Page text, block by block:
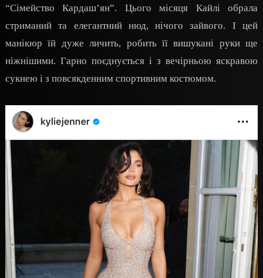
“Сімейство Кардаш’ян”. Цього місяця Кайлі обрала
стриманий та елегантний нюд, нічого зайвого. І цей
манікюр їй дуже личить, робить її вишукані руки ще
ніжнішими. Гарно поєднується і з вечірньою яскравою
сукнею і з повсякденним спортивним костюмом.